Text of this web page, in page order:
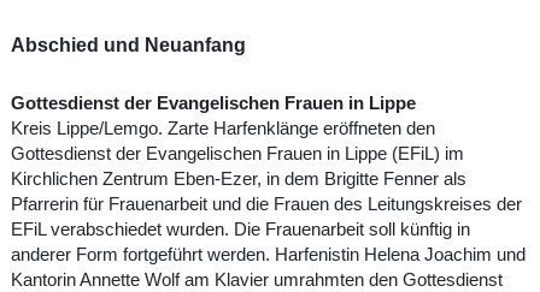
Abschied und Neuanfang
Gottesdienst der Evangelischen Frauen in Lippe
Kreis Lippe/Lemgo. Zarte Harfenklänge eröffneten den
Gottesdienst der Evangelischen Frauen in Lippe (EFiL) im
Kirchlichen Zentrum Eben-Ezer, in dem Brigitte Fenner als
Pfarrerin für Frauenarbeit und die Frauen des Leitungskreises der
EFiL verabschiedet wurden. Die Frauenarbeit soll künftig in
anderer Form fortgeführt werden. Harfenistin Helena Joachim und
Kantorin Annette Wolf am Klavier umrahmten den Gottesdienst